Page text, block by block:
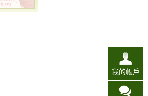
我的帳戶